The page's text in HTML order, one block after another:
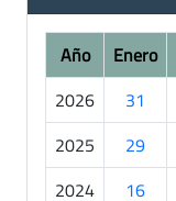
Año Enero
2026
31
2025
29
2024
16